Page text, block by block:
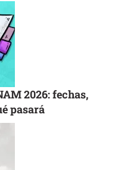
2026: fechas,
pasará